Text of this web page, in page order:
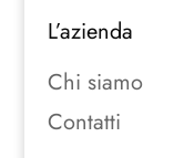
L’azienda
Chi siamo
Contatti